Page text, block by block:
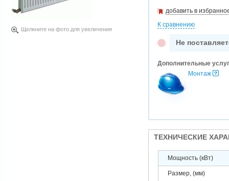
Щелкните на фото для увеличения
добавить в
К сравнению
Не
Дополнительные
Монтаж
ТЕХНИЧЕСКИЕ
Мощность (кВт)
Размер, (мм)